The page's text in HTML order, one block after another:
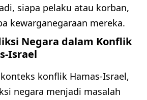
siapa pelaku atau korban,
kewarganegaraan mereka.
Negara dalam Konflik
Israel
konflik Hamas-Israel,
negara menjadi masalah